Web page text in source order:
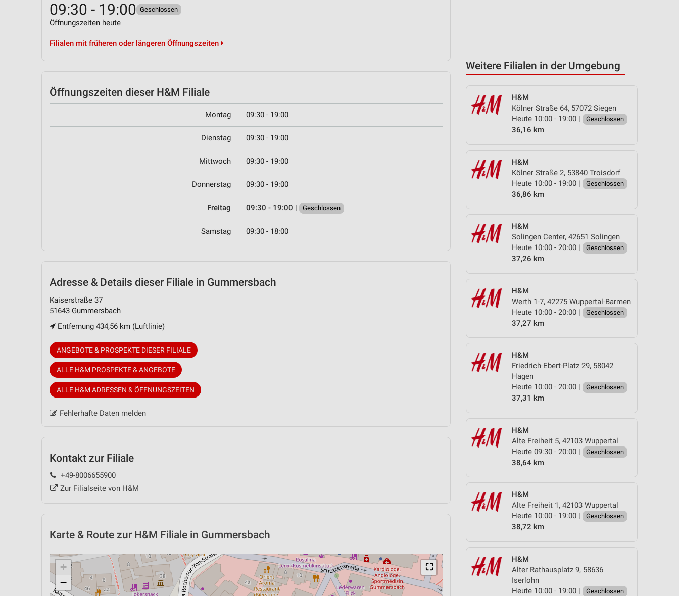
Weitere Filialen in der Umgebung
H&M
Kölner Straße 64, 57072 Siegen
Heute 10:00 - 19:00 |
Geschlossen
36,16 km
H&M
Kölner Straße 2, 53840 Troisdorf
Heute 10:00 - 19:00 |
Geschlossen
36,86 km
H&M
Solingen Center, 42651 Solingen
Heute 10:00 - 20:00 |
Geschlossen
37,26 km
H&M
Werth 1-7, 42275 Wuppertal-Barmen
Heute 10:00 - 20:00 |
Geschlossen
37,27 km
H&M
Friedrich-Ebert-Platz 29, 58042
Hagen
Heute 10:00 - 20:00 |
Geschlossen
37,31 km
H&M
Alte Freiheit 5, 42103 Wuppertal
Heute 09:30 - 20:00 |
Geschlossen
38,64 km
H&M
Alte Freiheit 1, 42103 Wuppertal
Heute 10:00 - 19:00 |
Geschlossen
38,72 km
H&M
Alter Rathausplatz 9, 58636
Iserlohn
Heute 10:00 - 19:00 |
Geschlossen
09:30 - 19:00 Geschlossen
Öffnungszeiten heute
Filialen mit früheren oder längeren Öffnungszeiten
Öffnungszeiten dieser H&M Filiale
Montag 09:30 - 19:00
Dienstag 09:30 - 19:00
Mittwoch 09:30 - 19:00
Donnerstag 09:30 - 19:00
Freitag 09:30 - 19:00 | Geschlossen
Samstag 09:30 - 18:00
Adresse & Details dieser Filiale in Gummersbach
Kaiserstraße 37
51643 Gummersbach
Entfernung 434,56 km (Luftlinie)
ANGEBOTE & PROSPEKTE DIESER FILIALE
ALLE H&M PROSPEKTE & ANGEBOTE
ALLE H&M ADRESSEN & ÖFFNUNGSZEITEN
Fehlerhafte Daten melden
Kontakt zur Filiale
+49-8006655900
Zur Filialseite von H&M
Karte & Route zur H&M Filiale in Gummersbach
⛶
+
−